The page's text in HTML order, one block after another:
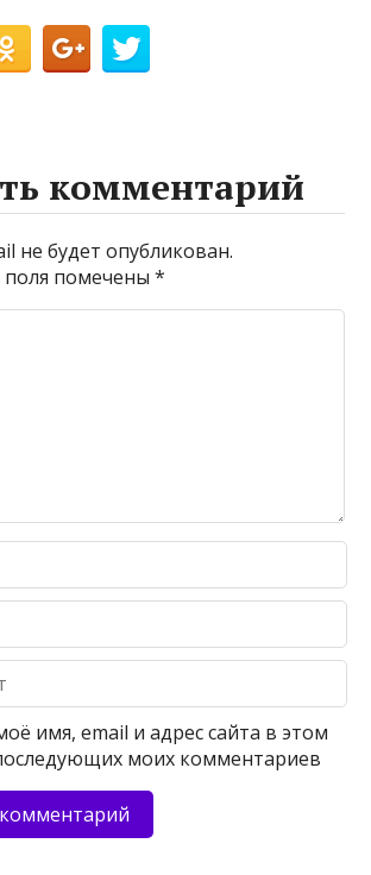
комментарий
не будет опубликован.
поля помечены*
имя, email и адрес сайта в этом
моих комментариев